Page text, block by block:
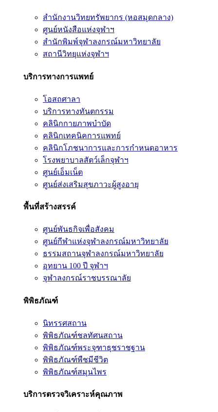
สำนักงานวิทยทรัพยากร (หอสมุดกลาง)
ศูนย์หนังสือแห่งจุฬาฯ
สำนักพิมพ์จุฬาลงกรณ์มหาวิทยาลัย
สถานีวิทยุแห่งจุฬาฯ
บริการทางการแพทย์
โอสถศาลา
บริการทางทันตกรรม
คลินิกกายภาพบำบัด
คลินิกเทคนิคการแพทย์
คลินิกโภชนาการและการกำหนดอาหาร
โรงพยาบาลสัตว์เล็กจุฬาฯ
ศูนย์เอ็มเน็ต
ศูนย์ส่งเสริมสุขภาวะผู้สูงอายุ
พื้นที่สร้างสรรค์
ศูนย์พันธกิจเพื่อสังคม
ศูนย์กีฬาแห่งจุฬาลงกรณ์มหาวิทยาลัย
ธรรมสถานจุฬาลงกรณ์มหาวิทยาลัย
อุทยาน 100 ปี จุฬาฯ
จุฬาลงกรณ์ราชบรรณาลัย
พิพิธภัณฑ์
นิทรรศสถาน
พิพิธภัณฑ์ชลทัศนสถาน
พิพิธภัณฑ์พระจุฑาธุชราชฐาน
พิพิธภัณฑ์พืชมีชีวิต
พิพิธภัณฑ์สมุนไพร
บริการตรวจวิเคราะห์คุณภาพ